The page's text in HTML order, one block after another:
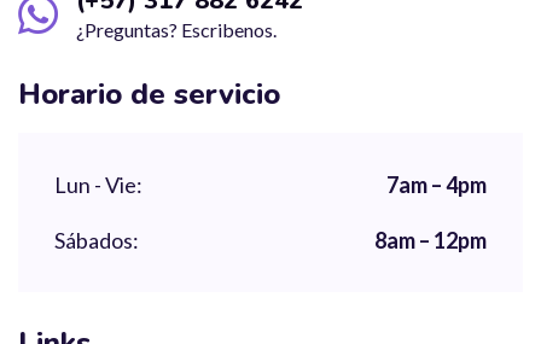
¿Preguntas? Escribenos.
Horario de servicio
Lun - Vie: 7am – 4pm
Sábados: 8am – 12pm